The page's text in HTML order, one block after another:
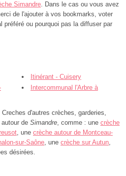
Simandre. Dans le cas ou vous avez
de l'ajouter à vos bookmarks, voter
préféré ou pourquoi pas la diffuser par
Itinérant - Cuisery
Intercommunal l'Arbre à
d'autres crèches, garderies,
de Simandre, comme : une crèche
, une crèche autour de Montceau-
sur-Saône, une crèche sur Autun,
désirées.